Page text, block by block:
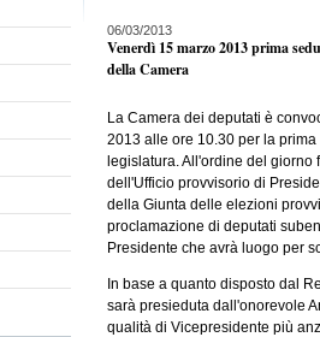
06/03/2013
Venerdì 15 marzo 2013 prima
della Camera
La Camera dei deputati è
2013 alle ore 10.30 per la
legislatura. All'ordine del giorno
dell'Ufficio provvisorio di
della Giunta delle elezioni
proclamazione di deputati
Presidente che avrà luogo per
In base a quanto disposto dal
sarà presieduta dall'onorevole
qualità di Vicepresidente più